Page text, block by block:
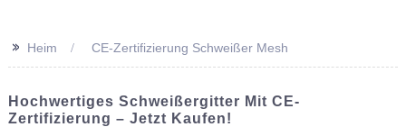
>> Heim CE-Zertifizierung Schweißer Mesh
Hochwertiges Schweißergitter Mit CE-
Zertifizierung – Jetzt Kaufen!